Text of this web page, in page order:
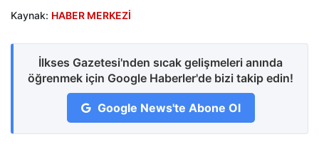
Kaynak: HABER MERKEZİ
İlkses Gazetesi'nden sıcak gelişmeleri anında
öğrenmek için Google Haberler'de bizi takip edin!
Google News'te Abone Ol